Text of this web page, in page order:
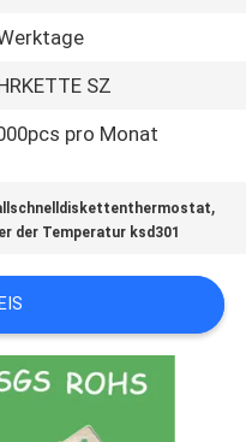
SZ
pro Monat
,
der Temperatur ksd301